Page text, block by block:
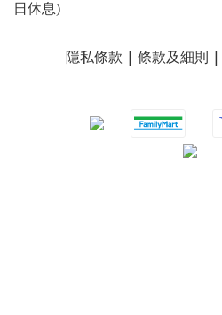
日休息)
隱私條款 | 條款及細則